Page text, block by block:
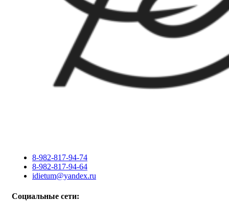
8-982-817-94-74
8-982-817-94-64
idietum@yandex.ru
Социальные сети: